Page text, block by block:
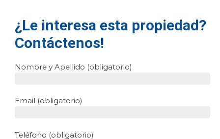
¿Le interesa esta propiedad?
Contáctenos!
Nombre y Apellido (obligatorio)
Email (obligatorio)
Teléfono (obligatorio)